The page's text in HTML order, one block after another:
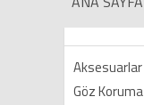
Aksesuarlar
Göz Koruma